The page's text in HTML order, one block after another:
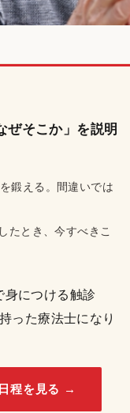
ぜそこか」を説明
鍛える。間違いでは
たとき、今すべきこ
身につける触診
った療法士になり
程を見る →